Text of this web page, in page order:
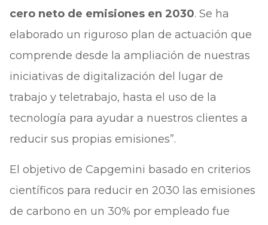
cero neto de emisiones en 2030. Se ha
elaborado un riguroso plan de actuación que
comprende desde la ampliación de nuestras
iniciativas de digitalización del lugar de
trabajo y teletrabajo, hasta el uso de la
tecnología para ayudar a nuestros clientes a
reducir sus propias emisiones”.
El objetivo de Capgemini basado en criterios
científicos para reducir en 2030 las emisiones
de carbono en un 30% por empleado fue